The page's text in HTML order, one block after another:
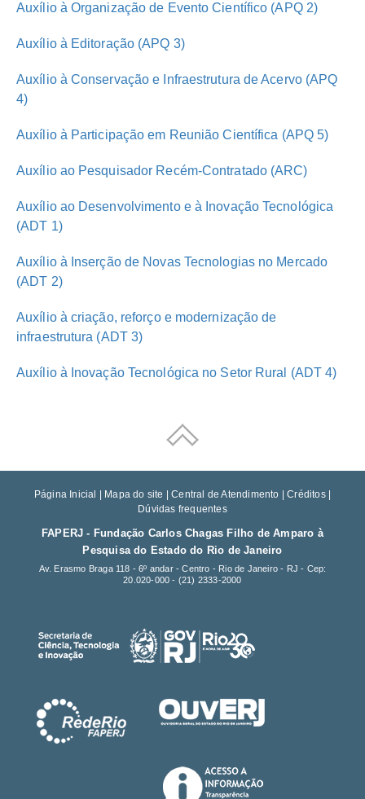
Auxílio à Organização de Evento Científico (APQ 2)
Auxílio à Editoração (APQ 3)
Auxílio à Conservação e Infraestrutura de Acervo (APQ
4)
Auxílio à Participação em Reunião Científica (APQ 5)
Auxílio ao Pesquisador Recém-Contratado (ARC)
Auxílio ao Desenvolvimento e à Inovação Tecnológica
(ADT 1)
Auxílio à Inserção de Novas Tecnologias no Mercado
(ADT 2)
Auxílio à criação, reforço e modernização de
infraestrutura (ADT 3)
Auxílio à Inovação Tecnológica no Setor Rural (ADT 4)
Página Inicial Mapa do site |Central de Atendimento |Créditos|
Dúvidas frequentes
FAPERJ - Fundação Carlos Chagas Filho de Amparo à
Pesquisa do Estado do Rio de Janeiro
Av. Erasmo Braga 118 - 6º andar - Centro - Rio de Janeiro - RJ - Cep:
20.020-000 - (21) 2333-2000